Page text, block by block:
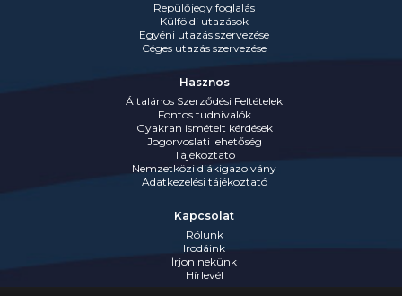
Repülőjegy foglalás
Külföldi utazások
Egyéni utazás szervezése
Céges utazás szervezése
Hasznos
Általános Szerződési Feltételek
Fontos tudnivalók
Gyakran ismételt kérdések
Jogorvoslati lehetőség
Tájékoztató
Nemzetközi diákigazolvány
Adatkezelési tájékoztató
Kapcsolat
Rólunk
Irodáink
Írjon nekünk
Hírlevél